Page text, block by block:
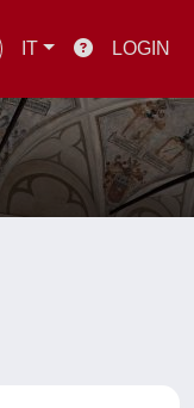
IT LOGIN